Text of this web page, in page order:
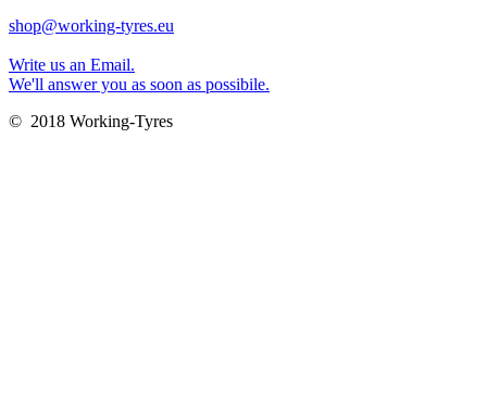
shop@working-tyres.eu
Write us an Email.
We'll answer you as soon as possibile.
© 2018 Working-Tyres